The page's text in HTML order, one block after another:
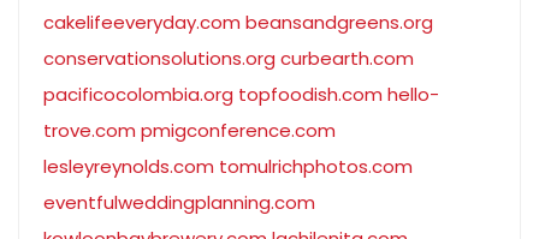
cakelifeeveryday.com beansandgreens.org
conservationsolutions.org curbearth.com
pacificocolombia.org topfoodish.com hello-
trove.com pmigconference.com
lesleyreynolds.com tomulrichphotos.com
eventfulweddingplanning.com